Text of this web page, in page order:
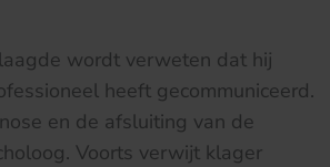
wordt verweten dat hij
heeft gecommuniceerd.
en de afsluiting van de
Voorts verwijt klager